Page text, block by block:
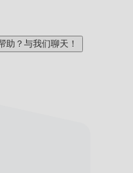
助？与我们聊天！